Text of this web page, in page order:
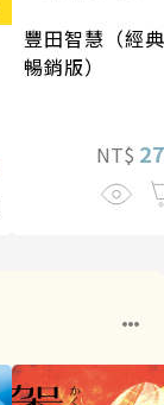
豐田智慧（經典
暢銷版）
NT$